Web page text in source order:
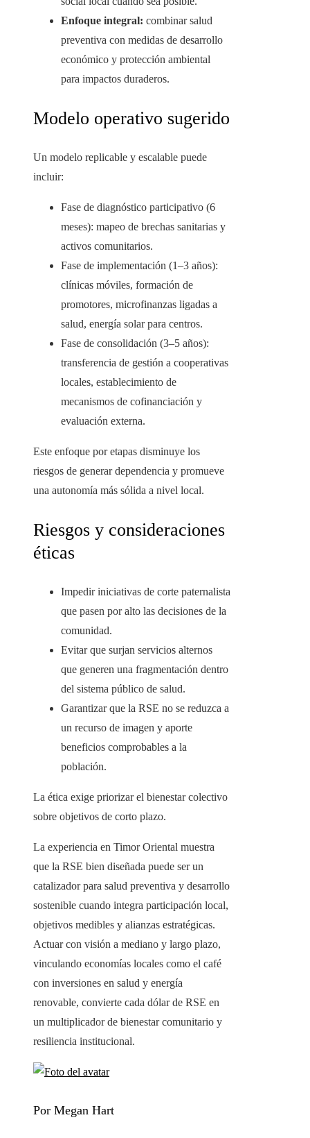
Enfoque integral: combinar salud
preventiva con medidas de desarrollo
económico y protección ambiental
para impactos duraderos.
Modelo operativo sugerido
Un modelo replicable y escalable puede
incluir:
Fase de diagnóstico participativo (6
meses): mapeo de brechas sanitarias y
activos comunitarios.
Fase de implementación (1–3 años):
clínicas móviles, formación de
promotores, microfinanzas ligadas a
salud, energía solar para centros.
Fase de consolidación (3–5 años):
transferencia de gestión a cooperativas
locales, establecimiento de
mecanismos de cofinanciación y
evaluación externa.
Este enfoque por etapas disminuye los
riesgos de generar dependencia y promueve
una autonomía más sólida a nivel local.
Riesgos y consideraciones
éticas
Impedir iniciativas de corte paternalista
que pasen por alto las decisiones de la
comunidad.
Evitar que surjan servicios alternos
que generen una fragmentación dentro
del sistema público de salud.
Garantizar que la RSE no se reduzca a
un recurso de imagen y aporte
beneficios comprobables a la
población.
La ética exige priorizar el bienestar colectivo
sobre objetivos de corto plazo.
La experiencia en Timor Oriental muestra
que la RSE bien diseñada puede ser un
catalizador para salud preventiva y desarrollo
sostenible cuando integra participación local,
objetivos medibles y alianzas estratégicas.
Actuar con visión a mediano y largo plazo,
vinculando economías locales como el café
con inversiones en salud y energía
renovable, convierte cada dólar de RSE en
un multiplicador de bienestar comunitario y
resiliencia institucional.
Por Megan Hart